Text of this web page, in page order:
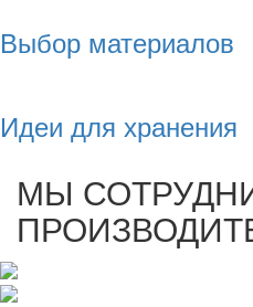
Выбор материалов
Идеи для хранения
МЫ